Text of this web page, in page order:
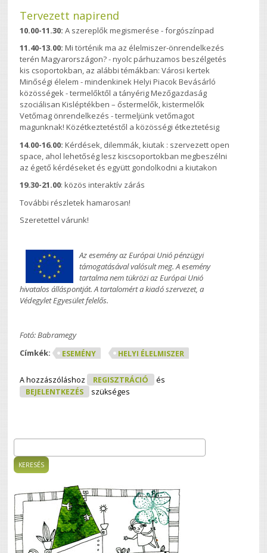
Tervezett napirend
10.00-11.30: A szereplők megismerése - forgószínpad
11.40-13.00: Mi történik ma az élelmiszer-önrendelkezés
terén Magyarországon? - nyolc párhuzamos beszélgetés
kis csoportokban, az alábbi témákban: Városi kertek
Minőségi élelem - mindenkinek Helyi Piacok Bevásárló
közösségek - termelőktől a tányérig Mezőgazdaság
szociálisan Kisléptékben – őstermelők, kistermelők
Vetőmag önrendelkezés - termeljünk vetőmagot
magunknak! Közétkeztetéstől a közösségi étkeztetésig
14.00-16.00: Kérdések, dilemmák, kiutak : szervezett open
space, ahol lehetőség lesz kiscsoportokban megbeszélni
az égető kérdéseket és együtt gondolkodni a kiutakon
19.30-21.00: közös interaktív zárás
További részletek hamarosan!
Szeretettel várunk!
Az esemény az Európai Unió pénzügyi
támogatásával valósult meg. A esemény
tartalma nem tükrözi az Európai Unió
hivatalos álláspontját. A tartalomért a kiadó szervezet, a
Védegylet Egyesület felelős.
Fotó: Babramegy
Címkék:
ESEMÉNY HELYI ÉLELMISZER
A hozzászóláshoz REGISZTRÁCIÓ
és
BEJELENTKEZÉS
szükséges
Keresés űrlap